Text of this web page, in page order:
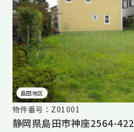
島田地区
物件番号：Z01001
静岡県島田市神座2564-422